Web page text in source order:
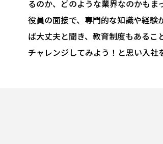
るのか、どのような業界なのかも
役員の面接で、専門的な知識や経
ば大丈夫と聞き、教育制度もある
チャレンジしてみよう！と思い入社